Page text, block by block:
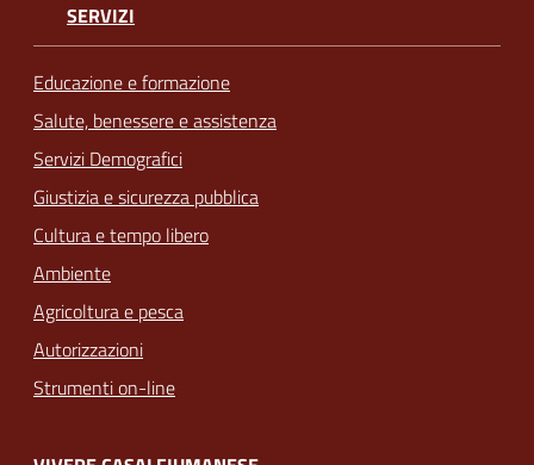
SERVIZI
Educazione e formazione
Salute, benessere e assistenza
Servizi Demografici
Giustizia e sicurezza pubblica
Cultura e tempo libero
Ambiente
Agricoltura e pesca
Autorizzazioni
Strumenti on-line